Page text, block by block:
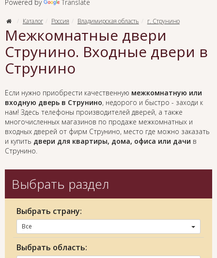
Powered by Translate
Каталог Россия Владимирская область г. Струнино
Межкомнатные двери
Струнино. Входные двери в
Струнино
Если нужно приобрести качественную межкомнатную или
входную дверь в Струнино, недорого и быстро - заходи к
нам! Здесь телефоны производителей дверей, а также
многочисленных магазинов по продаже межкомнатных и
входных дверей от фирм Струнино, место где можно заказать
и купить двери для квартиры, дома, офиса или дачи в
Струнино.
Выбрать раздел
Выбрать страну:
Все
Выбрать область: